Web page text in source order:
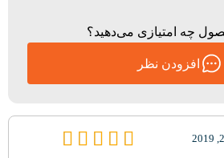
چه امتیازی می‌دهید؟
افزودن نظر